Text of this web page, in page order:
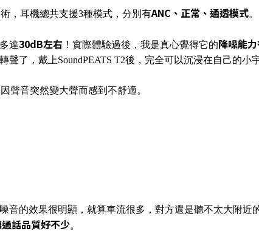
，耳機總共支援3種模式，分別有ANC、正常、通透模式。
達30dB左右 ！ 實際體驗過後，我是真心覺得它的降噪能
了，戴上SoundPEATS T2後，完全可以沉浸在自己的小
聲音突然變大聲而感到不舒適。
音的效果很明顯，就算車流很多，對方還是聽不太大附近
話品質好不少。